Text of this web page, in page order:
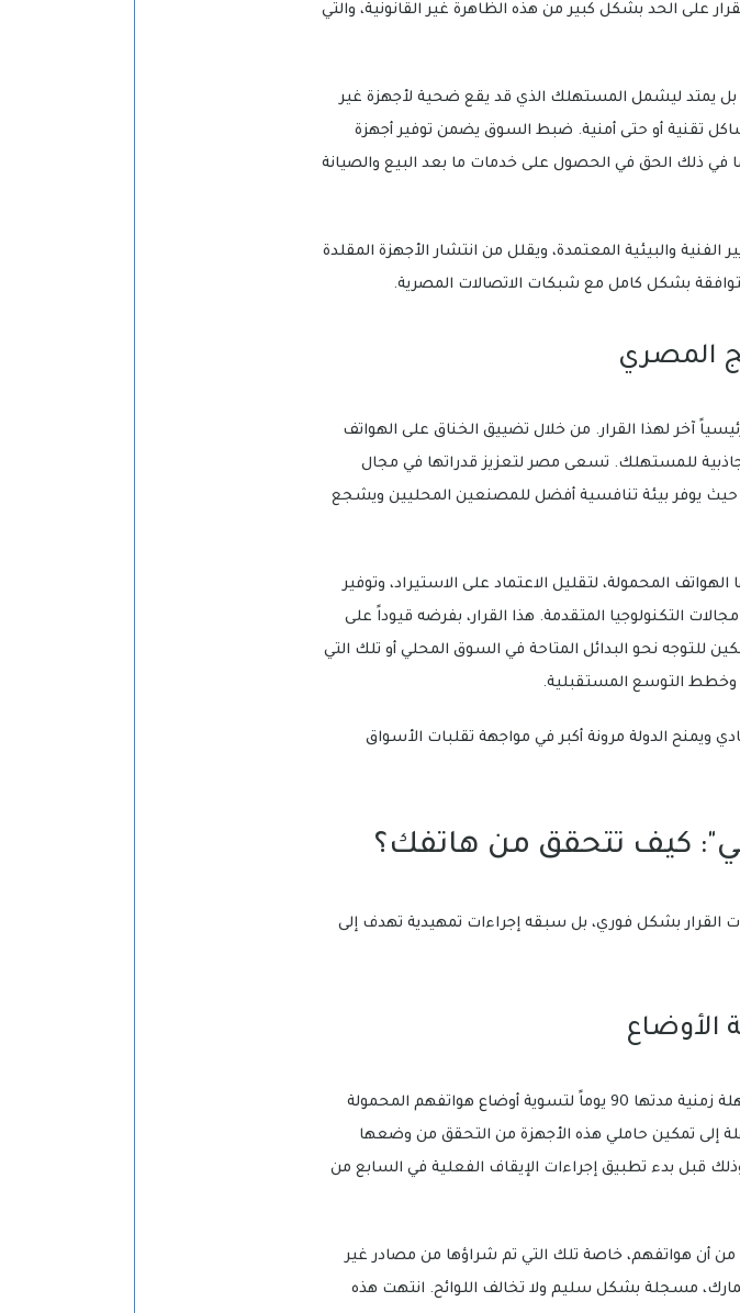
على الحد بشكل كبير من هذه الظاهرة غير القانونية، والتي
بل يمتد ليشمل المستهلك الذي قد يقع ضحية لأجهزة غير
تقنية أو حتى أمنية. ضبط السوق يضمن توفير أجهزة
ذلك الحق في الحصول على خدمات ما بعد البيع والصيانة
والبيئية المعتمدة، ويقلل من انتشار الأجهزة المقلدة
بشكل كامل مع شبكات الاتصالات المصرية.
المصري
آخر لهذا القرار. من خلال تضييق الخناق على الهواتف
جاذبية للمستهلك. تسعى مصر لتعزيز قدراتها في مجال
حيث يوفر بيئة تنافسية أفضل للمصنعين المحليين ويشجع
المحمولة، لتقليل الاعتماد على الاستيراد، وتوفير
التكنولوجيا المتقدمة. هذا القرار، بفرضه قيوداً على
للتوجه نحو البدائل المتاحة في السوق المحلي أو تلك التي
وخطط التوسع المستقبلية.
ويمنح الدولة مرونة أكبر في مواجهة تقلبات الأسواق
كيف تتحقق من هاتفك؟
القرار بشكل فوري، بل سبقه إجراءات تمهيدية تهدف إلى
كان الجهاز القومي لتنظيم الاتصالات قد منح المستخدمين مهلة زمنية مدتها 90 يوماً لتسوية أوضاع هواتفهم المحمولة
إلى تمكين حاملي هذه الأجهزة من التحقق من وضعها
وذلك قبل بدء تطبيق إجراءات الإيقاف الفعلية في السابع من
من أن هواتفهم، خاصة تلك التي تم شراؤها من مصادر غير
مسجلة بشكل سليم ولا تخالف اللوائح. انتهت هذه